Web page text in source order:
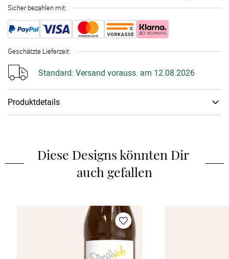
Sicher bezahlen mit:
Geschätzte Lieferzeit:
Standard: Versand vorauss. am 12.08.2026
Produktdetails
Diese Designs könnten Dir
auch gefallen